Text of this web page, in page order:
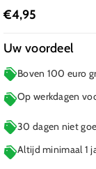
€4,95
Uw voordeel
Boven 100 euro
Op werkdagen
30 dagen niet
Altijd minimaal 1